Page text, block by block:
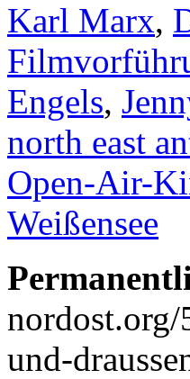
Karl Marx,
Engels,
north east
Open-Air-
Weißensee
und-